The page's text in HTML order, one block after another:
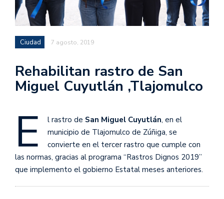
Ciudad 7 agosto, 2019
Rehabilitan rastro de San
Miguel Cuyutlán ,Tlajomulco
E l rastro de San Miguel Cuyutlán, en el
municipio de Tlajomulco de Zúñiga, se
convierte en el tercer rastro que cumple con
las normas, gracias al programa “Rastros Dignos 2019”
que implemento el gobierno Estatal meses anteriores.